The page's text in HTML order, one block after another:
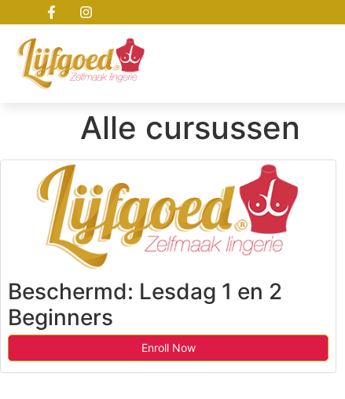
Alle cursussen
Beschermd: Lesdag 1 en 2
Beginners
Enroll Now